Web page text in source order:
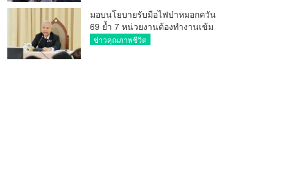
มอบนโยบายรับมือไฟป่าหมอกควัน
69 ย้ำ 7 หน่วยงานต้องทำงานเข้ม
ข้น ชี้ “ผู้ว่า” คีย์แมนสำคัญทำ
ข่าวคุณภาพชีวิต